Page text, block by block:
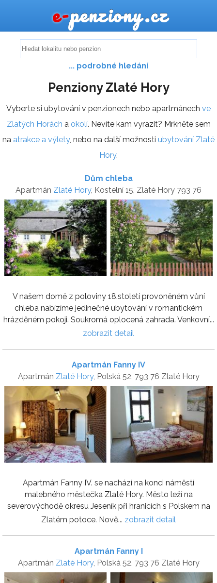
e-penziony.cz
... podrobné hledání
Penziony Zlaté Hory
Vyberte si ubytování v penzionech nebo apartmánech ve
Zlatých Horách a okolí. Nevíte kam vyrazit? Mrkněte sem
na atrakce a výlety, nebo na další možnosti ubytování Zlaté
Hory.
Dům chleba
Apartmán Zlaté Hory, Kostelní 15, Zlaté Hory 793 76
V našem domě z poloviny 18.století provoněném vůní
chleba nabízíme jedinečné ubytování v romantickém
hrázděném pokoji. Soukromá oplocená zahrada. Venkovní...
zobrazit detail
Apartmán Fanny IV
Apartmán Zlaté Hory, Polská 52, 793 76 Zlaté Hory
Apartmán Fanny IV. se nachází na konci náměstí
malebného městečka Zlaté Hory. Město leží na
severovýchodě okresu Jeseník při hranicích s Polskem na
Zlatém potoce. Nově... zobrazit detail
Apartmán Fanny I
Apartmán Zlaté Hory, Polská 52, 793 76 Zlaté Hory